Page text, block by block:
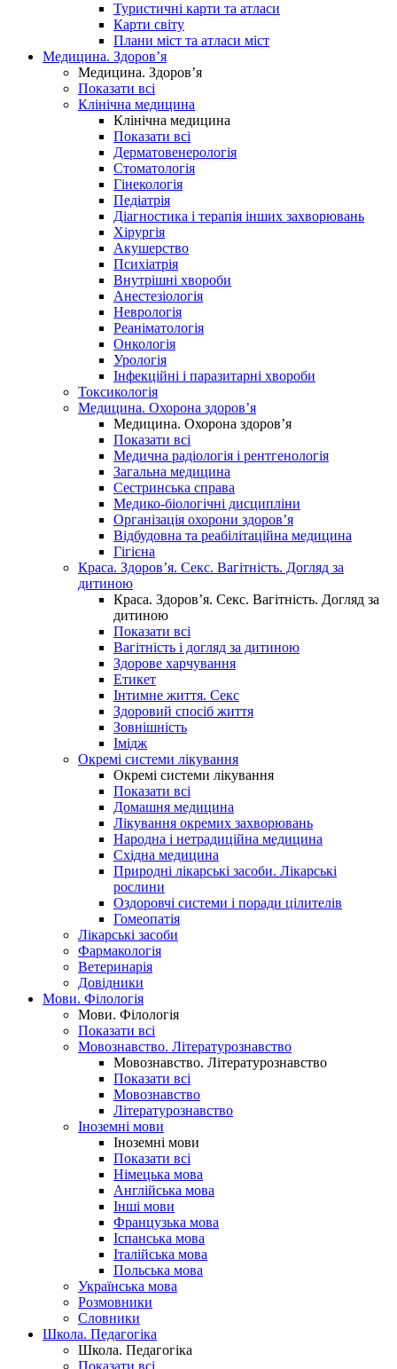
Туристичні карти та атласи
Карти світу
Плани міст та атласи міст
Медицина. Здоров’я
Медицина. Здоров’я
Показати всі
Клінічна медицина
Клінічна медицина
Показати всі
Дерматовенерологія
Стоматологія
Гінекологія
Педіатрія
Діагностика і терапія інших захворювань
Хірургія
Акушерство
Психіатрія
Внутрішні хвороби
Анестезіологія
Неврологія
Реаніматологія
Онкологія
Урологія
Інфекційні і паразитарні хвороби
Токсикологія
Медицина. Охорона здоров’я
Медицина. Охорона здоров’я
Показати всі
Медична радіологія і рентгенологія
Загальна медицина
Сестринська справа
Медико-біологічні дисципліни
Організація охорони здоров’я
Відбудовна та реабілітаційна медицина
Гігієна
Краса. Здоров’я. Секс. Вагітність. Догляд за
дитиною
Краса. Здоров’я. Секс. Вагітність. Догляд за
дитиною
Показати всі
Вагітність і догляд за дитиною
Здорове харчування
Етикет
Інтимне життя. Секс
Здоровий спосіб життя
Зовнішність
Імідж
Окремі системи лікування
Окремі системи лікування
Показати всі
Домашня медицина
Лікування окремих захворювань
Народна і нетрадиційна медицина
Східна медицина
Природні лікарські засоби. Лікарські
рослини
Оздоровчі системи і поради цілителів
Гомеопатія
Лікарські засоби
Фармакологія
Ветеринарія
Довідники
Мови. Філологія
Мови. Філологія
Показати всі
Мовознавство. Літературознавство
Мовознавство. Літературознавство
Показати всі
Мовознавство
Літературознавство
Іноземні мови
Іноземні мови
Показати всі
Німецька мова
Англійська мова
Інші мови
Французька мова
Іспанська мова
Італійська мова
Польська мова
Українська мова
Розмовники
Словники
Школа. Педагогіка
Школа. Педагогіка
Показати всі